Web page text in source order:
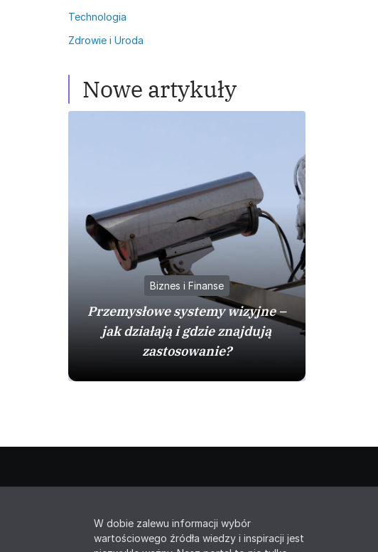
Technologia
Zdrowie i Uroda
Nowe artykuły
Biznes i Finanse
Przemysłowe systemy wizyjne –
jak działają i gdzie znajdują
zastosowanie?
W dobie zalewu informacji wybór
wartościowego źródła wiedzy i inspiracji jest